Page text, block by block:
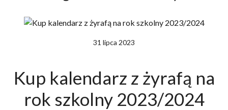
31 lipca 2023
Kup kalendarz z żyrafą na
rok szkolny 2023/2024